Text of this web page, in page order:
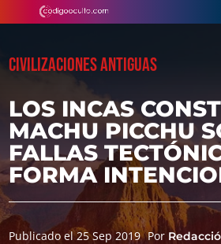
CIVILIZACIONES ANTIGUAS
LOS INCAS
MACHU PICCHU
FALLAS
FORMA
Publicado el 25 Sep 2019 Por